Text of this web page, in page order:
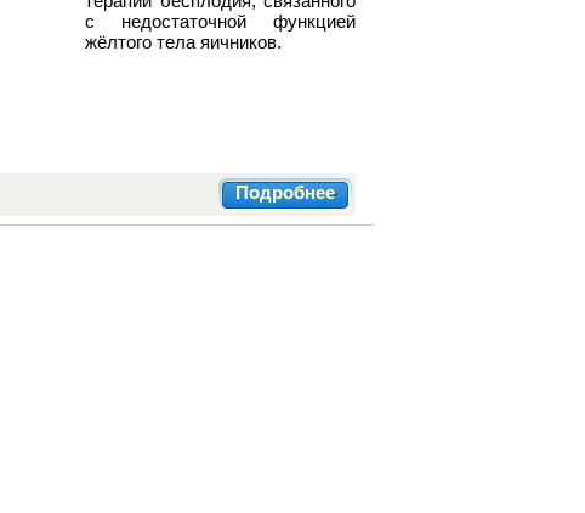
с недостаточной функцией
жёлтого тела яичников.
Подробнее